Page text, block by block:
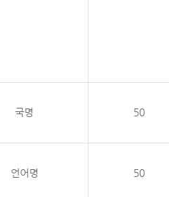
국명 50
언어명 50